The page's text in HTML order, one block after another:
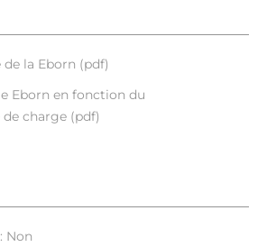
la Eborn (pdf)
Eborn en fonction du
charge (pdf)
Non